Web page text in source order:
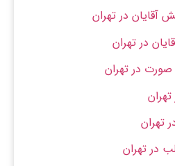
آقایان در تهران
در تهران
در تهران
تهران
در تهران